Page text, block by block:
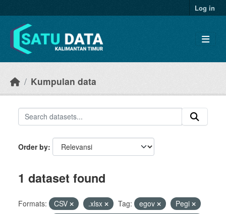
Log in
Kumpulan data
Order by
1 dataset found
Formats: CSV .xlsx Tag: egov
Pegi